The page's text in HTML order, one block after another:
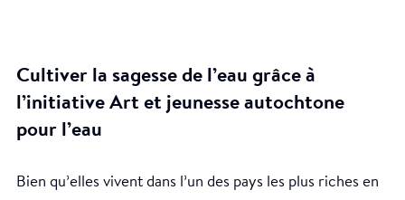
Cultiver la sagesse de l’eau grâce à
l’initiative Art et jeunesse autochtone
pour l’eau
Bien qu’elles vivent dans l’un des pays les plus riches en